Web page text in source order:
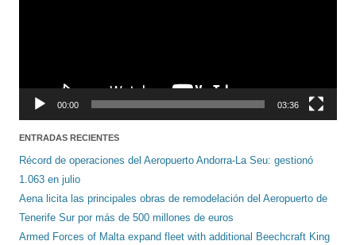
00:00 03:36
ENTRADAS RECIENTES
Récord de operaciones del Aeropuerto Andorra-La Seu: gestionó
1.063 en julio
Aena licita las principales obras de remodelación del Aeropuerto de
Tenerife Sur por más de 500 millones de euros
Armed Forces of Malta expand fleet with additional Beechcraft King